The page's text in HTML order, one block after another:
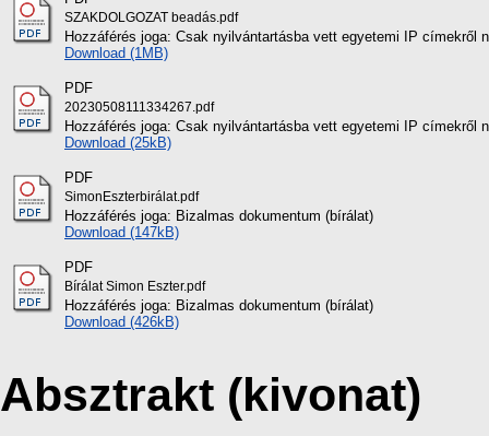
SZAKDOLGOZAT beadás.pdf
Hozzáférés joga: Csak nyilvántartásba vett egyetemi IP címekről
Download (1MB)
PDF
20230508111334267.pdf
Hozzáférés joga: Csak nyilvántartásba vett egyetemi IP címekről
Download (25kB)
PDF
SimonEszterbirálat.pdf
Hozzáférés joga: Bizalmas dokumentum (bírálat)
Download (147kB)
PDF
Bírálat Simon Eszter.pdf
Hozzáférés joga: Bizalmas dokumentum (bírálat)
Download (426kB)
Absztrakt (kivonat)